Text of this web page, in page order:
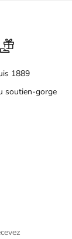
1889
soutien-gorge